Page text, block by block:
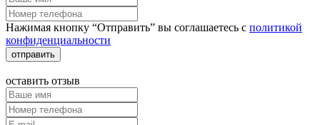
Нажимая кнопку “Отправить” вы соглашаетесь с политикой
конфиденциальности
отправить
оставить отзыв